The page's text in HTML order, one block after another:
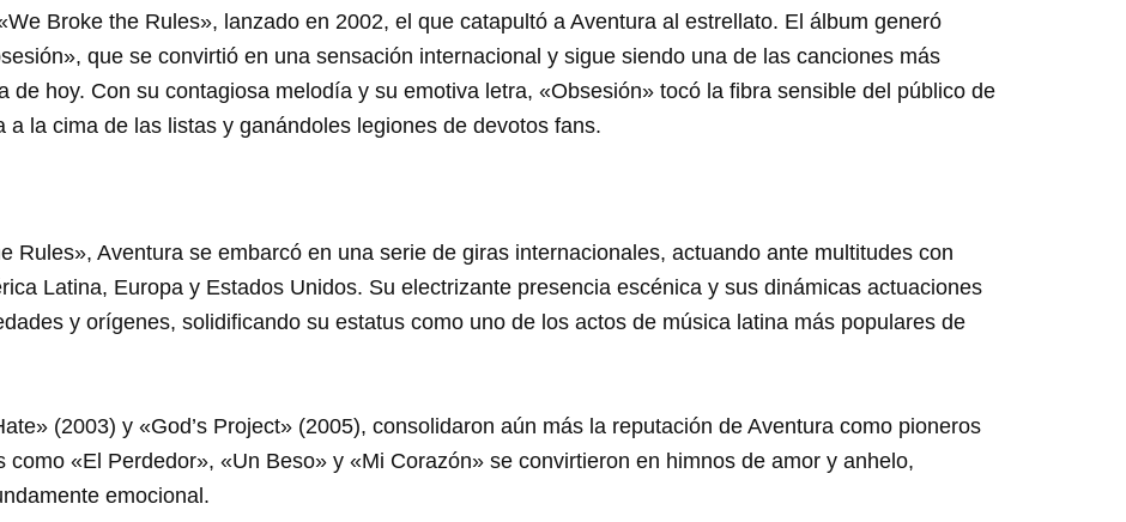
Broke the Rules», lanzado en 2002, el que catapultó a Aventura al estrellato. El álbum generó
que se convirtió en una sensación internacional y sigue siendo una de las canciones más
de hoy. Con su contagiosa melodía y su emotiva letra, «Obsesión» tocó la fibra sensible del público de
la cima de las listas y ganándoles legiones de devotos fans.
Rules», Aventura se embarcó en una serie de giras internacionales, actuando ante multitudes con
Latina, Europa y Estados Unidos. Su electrizante presencia escénica y sus dinámicas actuaciones
y orígenes, solidificando su estatus como uno de los actos de música latina más populares de
(2003) y «God’s Project» (2005), consolidaron aún más la reputación de Aventura como pioneros
«El Perdedor», «Un Beso» y «Mi Corazón» se convirtieron en himnos de amor y anhelo,
emocional.